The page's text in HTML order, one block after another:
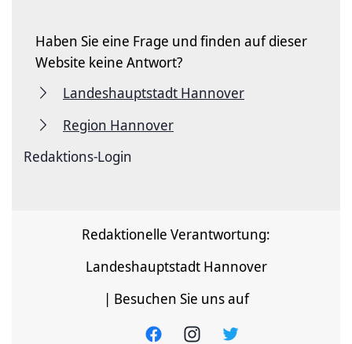
Haben Sie eine Frage und finden auf dieser
Website keine Antwort?
Landeshauptstadt Hannover
Region Hannover
Redaktions-Login
Redaktionelle Verantwortung:
Landeshauptstadt Hannover
| Besuchen Sie uns auf